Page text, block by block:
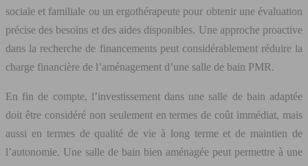
sociale et familiale ou un ergothérapeute pour obtenir une évaluation
précise des besoins et des aides disponibles. Une approche proactive
dans la recherche de financements peut considérablement réduire la
charge financière de l’aménagement d’une salle de bain PMR.
En fin de compte, l’investissement dans une salle de bain adaptée
doit être considéré non seulement en termes de coût immédiat, mais
aussi en termes de qualité de vie à long terme et de maintien de
l’autonomie. Une salle de bain bien aménagée peut permettre à une